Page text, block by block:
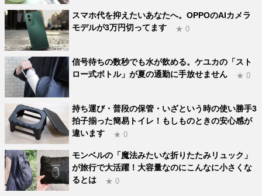
スマホ代を抑えたいあなたへ。OPPOのAIカメラ
モデルが3万円切ってます
★ 0
信号待ちの数秒でも水が飲める。ケユカの「スト
ロー式ボトル」が夏の通勤に手放せません
★ 0
持ち運び・普段の保管・いざという時の使い勝手3
拍子揃った簡易トイレ！もしものときの安心感が
違います
★ 0
モンベルの「魔法みたいな折りたたみリュック」
が旅行で大活躍！大容量なのにこんなに小さくな
るとは
★ 0